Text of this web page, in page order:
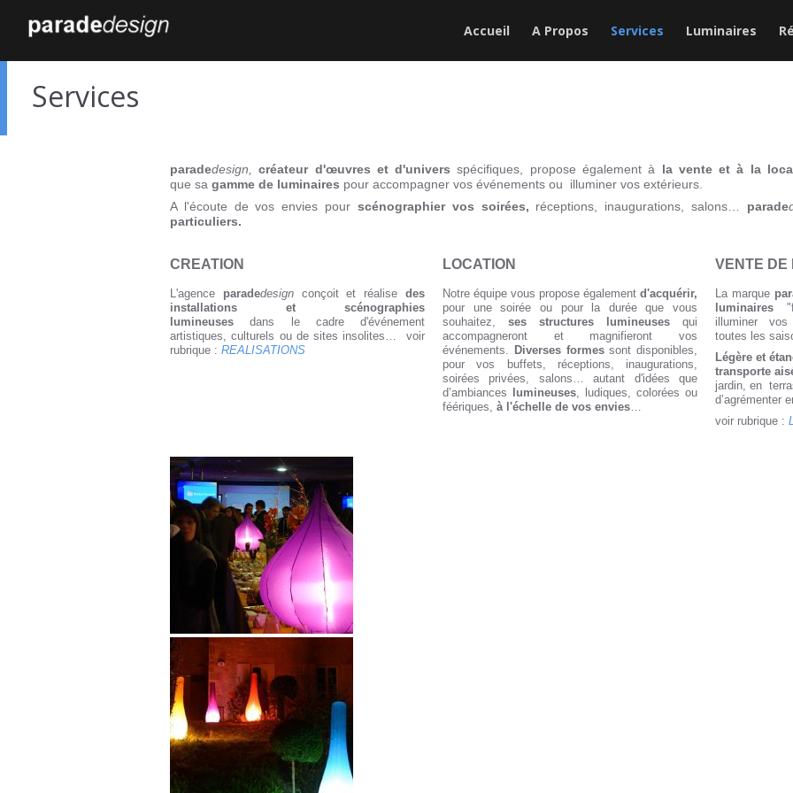
Accueil A Propos Services Luminaires
Services
paradedesign,créateur d'œuvres et d'univers spécifiques, propose également à la vente et à la
que sa gamme de luminaires pour accompagner vos événements ou illuminer vos extérieurs.
A l'écoute de vos envies pour scénographier vos soirées, réceptions, inaugurations, salons… parade
particuliers.
CREATION
L'agence paradedesignconçoit et réalisedes
installations et scénographies
lumineuses dans le cadre d'événement
artistiques, culturels ou de sites insolites… voir
rubrique : REALISATIONS
LOCATION
Notre équipe vous propose également d'acquérir,
pour une soirée ou pour la durée que vous
souhaitez, ses structures lumineuses qui
accompagneront et magnifieront vos
événements. Diverses formessont disponibles,
pour vos buffets, réceptions, inaugurations,
soirées privées, salons… autant d'idées que
d’ambiances lumineuses, ludiques, colorées ou
féériques, à l'échelle de vos envies…
VENTE DE
La marque
luminaires
illuminer vos
toutes les
Légère et
transporte
jardin, en
d’agrémenter
voir rubrique :